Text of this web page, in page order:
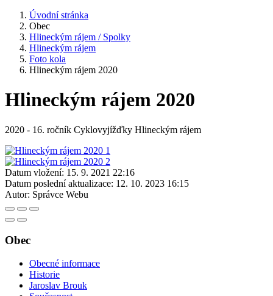
Úvodní stránka
Obec
Hlineckým rájem / Spolky
Hlineckým rájem
Foto kola
Hlineckým rájem 2020
Hlineckým rájem 2020
2020 - 16. ročník Cyklovyjížďky Hlineckým rájem
Datum vložení: 15. 9. 2021 22:16
Datum poslední aktualizace: 12. 10. 2023 16:15
Autor: Správce Webu
Obec
Obecné informace
Historie
Jaroslav Brouk